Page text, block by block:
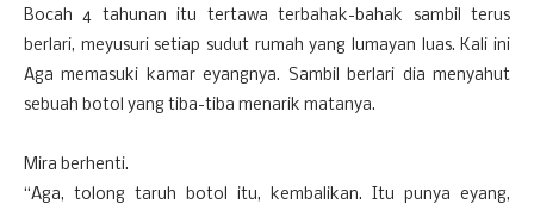
Bocah 4 tahunan itu tertawa terbahak-bahak sambil terus
berlari, meyusuri setiap sudut rumah yang lumayan luas. Kali ini
Aga memasuki kamar eyangnya. Sambil berlari dia menyahut
sebuah botol yang tiba-tiba menarik matanya.
Mira berhenti.
“Aga, tolong taruh botol itu, kembalikan. Itu punya eyang,